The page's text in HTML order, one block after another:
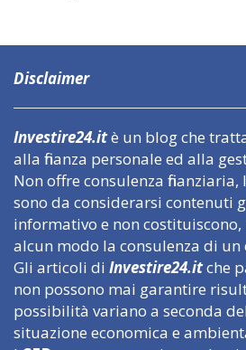
Disclaimer
Investire24.itè un blog che
alla finanza personale ed alla
Non offre consulenza
sono da considerarsi contenuti
informativo e non
alcun modo la consulenza di un
Gli articoli di Investire24.itche
non possono mai garantire
possibilità variano a seconda
situazione economica e